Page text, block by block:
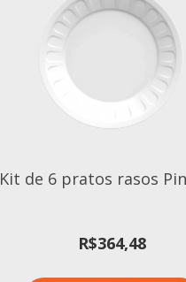
Kit de 6 pratos rasos
R$364,48